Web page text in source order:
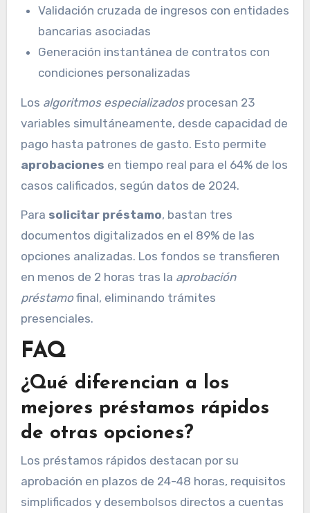
Validación cruzada de ingresos con entidades
bancarias asociadas
Generación instantánea de contratos con
condiciones personalizadas
Los algoritmos especializadosprocesan 23
variables simultáneamente, desde capacidad de
pago hasta patrones de gasto. Esto permite
aprobaciones en tiempo real para el 64% de los
casos calificados, según datos de 2024.
Para solicitar préstamo, bastan tres
documentos digitalizados en el 89% de las
opciones analizadas. Los fondos se transfieren
en menos de 2 horas tras la aprobación
préstamofinal, eliminando trámites
presenciales.
FAQ
¿Qué diferencian a los
mejores préstamos rápidos
de otras opciones?
Los préstamos rápidos destacan por su
aprobación en plazos de 24-48 horas, requisitos
simplificados y desembolsos directos a cuentas